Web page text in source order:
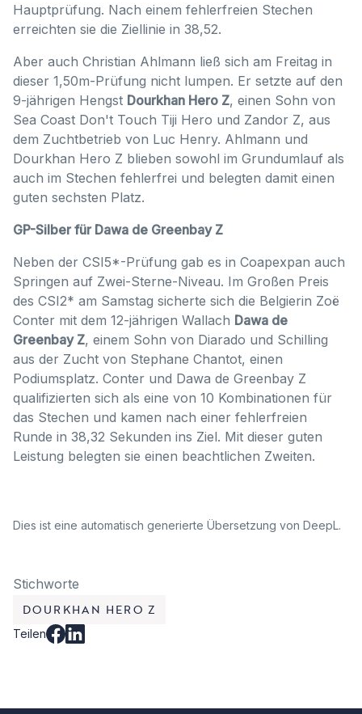
Hauptprüfung. Nach einem fehlerfreien Stechen
erreichten sie die Ziellinie in 38,52.
Aber auch Christian Ahlmann ließ sich am Freitag in
dieser 1,50m-Prüfung nicht lumpen. Er setzte auf den
9-jährigen Hengst Dourkhan Hero Z, einen Sohn von
Sea Coast Don't Touch Tiji Hero und Zandor Z, aus
dem Zuchtbetrieb von Luc Henry. Ahlmann und
Dourkhan Hero Z blieben sowohl im Grundumlauf als
auch im Stechen fehlerfrei und belegten damit einen
guten sechsten Platz.
GP-Silber für Dawa de Greenbay Z
Neben der CSI5*-Prüfung gab es in Coapexpan auch
Springen auf Zwei-Sterne-Niveau. Im Großen Preis
des CSI2* am Samstag sicherte sich die Belgierin Zoë
Conter mit dem 12-jährigen Wallach Dawa de
Greenbay Z, einem Sohn von Diarado und Schilling
aus der Zucht von Stephane Chantot, einen
Podiumsplatz. Conter und Dawa de Greenbay Z
qualifizierten sich als eine von 10 Kombinationen für
das Stechen und kamen nach einer fehlerfreien
Runde in 38,32 Sekunden ins Ziel. Mit dieser guten
Leistung belegten sie einen beachtlichen Zweiten.
Dies ist eine automatisch generierte Übersetzung von DeepL.
Stichworte
DOURKHAN HERO Z
Teilen